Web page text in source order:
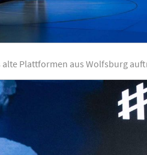
Plattformen aus Wolfsburg